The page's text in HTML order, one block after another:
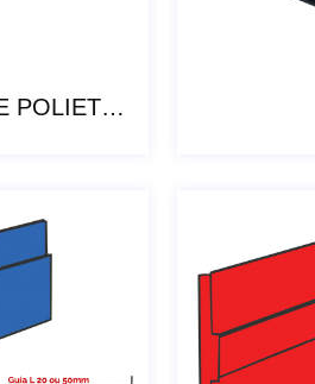
CANTONEIRAS DE POLIETILENO